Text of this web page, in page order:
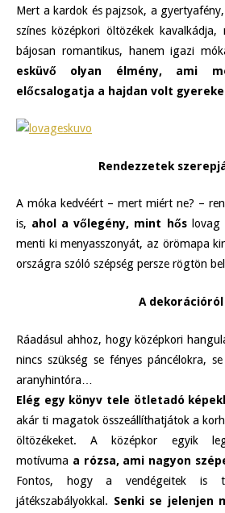
Mert a kardok és pajzsok, a
színes középkori öltözékek
bájosan romantikus, hanem igazi
esküvő olyan élmény, ami
előcsalogatja a hajdan volt
Rendezzetek
A móka kedvéért – mert miért ne? –
is, ahol a vőlegény, mint hőslovag
menti ki menyasszonyát, az örömapa
országra szóló szépség persze rögtön
A dekorációról
Ráadásul ahhoz, hogy középkori
nincs szükség se fényes páncélokra,
aranyhintóra…
Elég egy könyv tele ötletadó
akár ti magatok összeállíthatjátok a
öltözékeket. A középkor egyik
motívuma a rózsa, ami nagyon
Fontos, hogy a vendégeitek is
játékszabályokkal. Senki se jelenjen